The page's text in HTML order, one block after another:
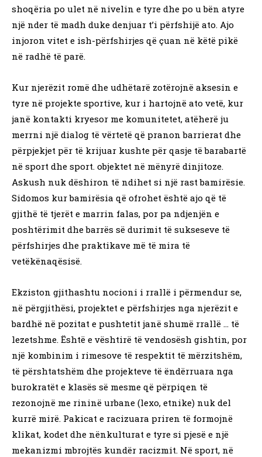
shoqëria po ulet në nivelin e tyre dhe po u bën atyre
një nder të madh duke denjuar t’i përfshijë ato. Ajo
injoron vitet e ish-përfshirjes që çuan në këtë pikë
në radhë të parë.
Kur njerëzit romë dhe udhëtarë zotërojnë aksesin e
tyre në projekte sportive, kur i hartojnë ato vetë, kur
janë kontakti kryesor me komunitetet, atëherë ju
merrni një dialog të vërtetë që pranon barrierat dhe
përpjekjet për të krijuar kushte për qasje të barabartë
në sport dhe sport. objektet në mënyrë dinjitoze.
Askush nuk dëshiron të ndihet si një rast bamirësie.
Sidomos kur bamirësia që ofrohet është ajo që të
gjithë të tjerët e marrin falas, por pa ndjenjën e
poshtërimit dhe barrës së durimit të sukseseve të
përfshirjes dhe praktikave më të mira të
vetëkënaqësisë.
Ekziston gjithashtu nocioni i rrallë i përmendur se,
në përgjithësi, projektet e përfshirjes nga njerëzit e
bardhë në pozitat e pushtetit janë shumë rrallë … të
lezetshme. Është e vështirë të vendosësh gishtin, por
një kombinim i rimesove të respektit të mërzitshëm,
të përshtatshëm dhe projekteve të ëndërruara nga
burokratët e klasës së mesme që përpiqen të
rezonojnë me rininë urbane (lexo, etnike) nuk del
kurrë mirë. Pakicat e racizuara priren të formojnë
klikat, kodet dhe nënkulturat e tyre si pjesë e një
mekanizmi mbrojtës kundër racizmit. Në sport, në